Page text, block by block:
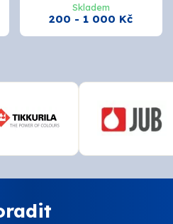
Skladem
200 - 1 000 Kč